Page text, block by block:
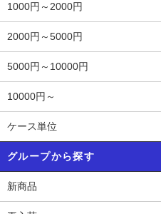
1000円～2000円
2000円～5000円
5000円～10000円
10000円～
ケース単位
グループから探す
新商品